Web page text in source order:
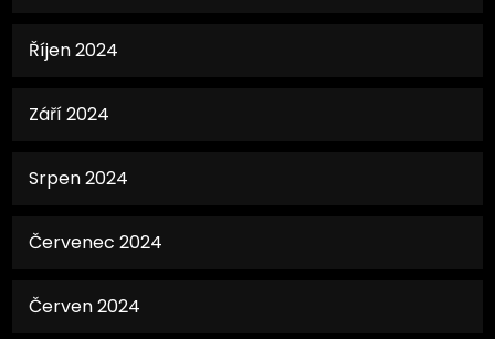
Říjen 2024
Září 2024
Srpen 2024
Červenec 2024
Červen 2024